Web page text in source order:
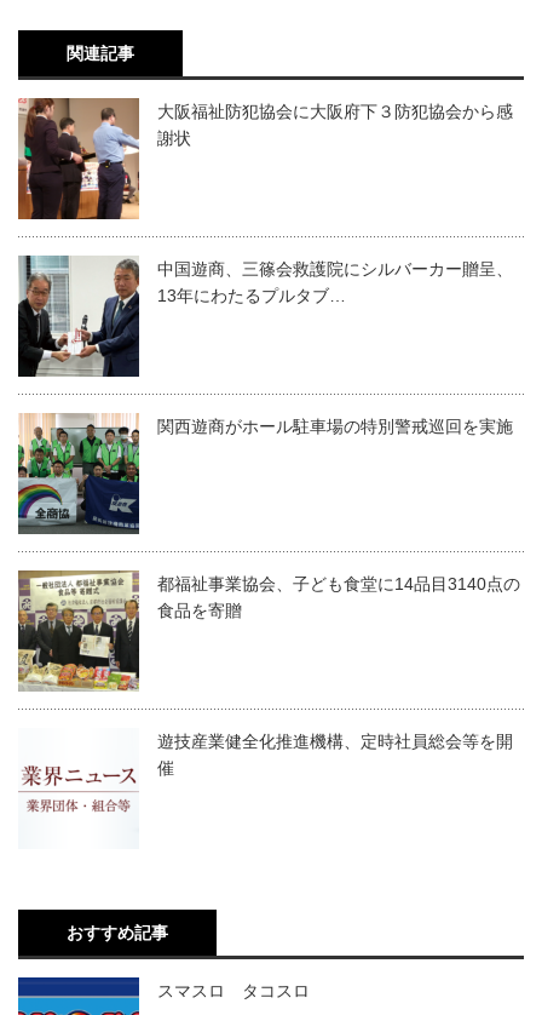
関連記事
大阪福祉防犯協会に大阪府下３防犯協会から感
謝状
中国遊商、三篠会救護院にシルバーカー贈呈、
13年にわたるプルタブ…
関西遊商がホール駐車場の特別警戒巡回を実施
都福祉事業協会、子ども食堂に14品目3140点の
食品を寄贈
遊技産業健全化推進機構、定時社員総会等を開
催
おすすめ記事
スマスロ タコスロ